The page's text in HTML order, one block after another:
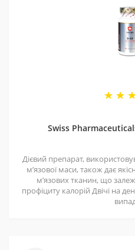
Swiss
Дієвий препарат,
мʼязової маси, також дає
мʼязових тканин, що
профіциту калорій Двічі на